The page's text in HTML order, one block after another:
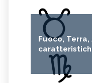
Fuoco, Terra,